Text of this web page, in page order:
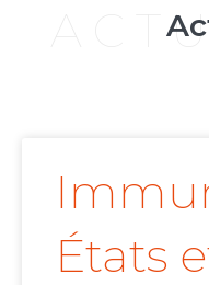
États